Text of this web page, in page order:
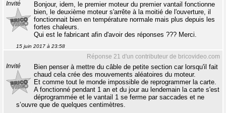
Invité
Bonjour, idem, le premier moteur du premier vantail fonctionne
bien, le deuxième moteur s'arrête à la moitié de l'ouverture, il
fonctionnait bien en température normale mais plus depuis les
fortes chaleurs.
Qui est le fabricant afin d'avoir des réponses ??? Merci.
15 juin 2017 à 23:58
Réponse 21 d'un contributeur de bricovideo.com
Invité
Bien penser à mettre du câble de petite section car lorsqu'il fait
chaud cela crée des mouvements aléatoires du moteur.
Et comme tout le monde impossible de reprogrammer la carte.
A fonctionné pendant 1 an et du jour au lendemain la carte s'est
déprogrammée et le vantail 1 se ferme par saccades et ne
s’ouvre que de quelques centimètres.